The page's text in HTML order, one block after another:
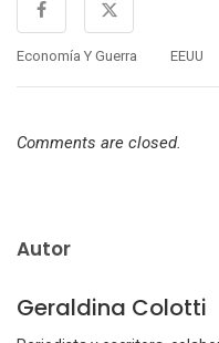
Economía Y Guerra EEUU
Comments are closed.
Autor
Geraldina Colotti